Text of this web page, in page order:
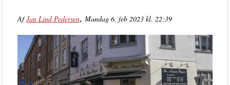
AfJan Lind Pedersen, Mandag 6. feb 2023 kl. 22:39